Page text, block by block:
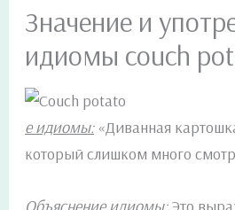
Значение и
идиомы couch
е идиомы:«Диванная
который слишком много